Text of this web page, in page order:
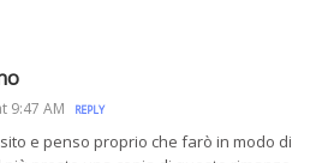
9:47 AM REPLY
e penso proprio che farò in modo di